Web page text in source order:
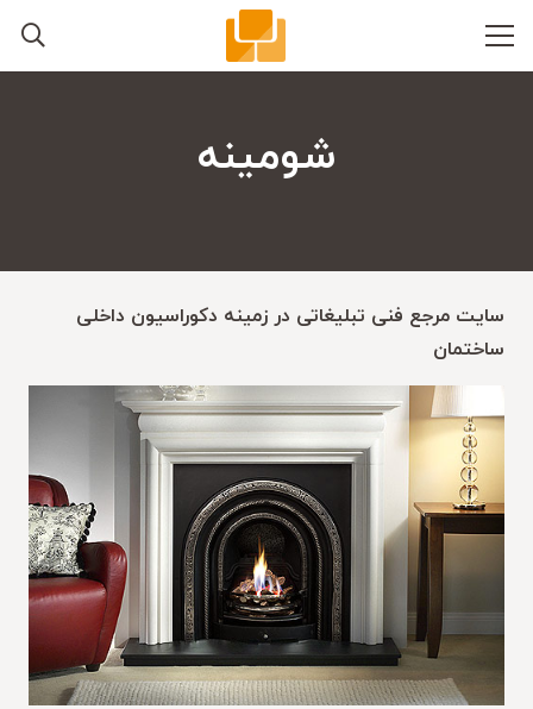
شومینه
سایت مرجع فنی تبلیغاتی در زمینه دکوراسیون داخلی
ساختمان